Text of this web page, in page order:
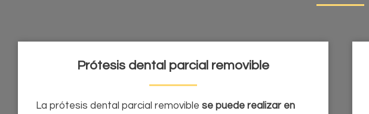
Prótesis dental parcial removible
La prótesis dental parcial removible se puede realizar en